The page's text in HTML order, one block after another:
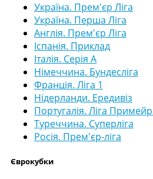
Україна. Прем'єр Ліга
Україна. Перша Ліга
Англія. Прем'єр Ліга
Іспанія. Приклад
Італія. Серія А
Німеччина. Бундесліга
Франція. Ліга 1
Нідерланди. Ередивіз
Португалія. Ліга
Туреччина. Суперліга
Росія. Прем'єр-ліга
Єврокубки